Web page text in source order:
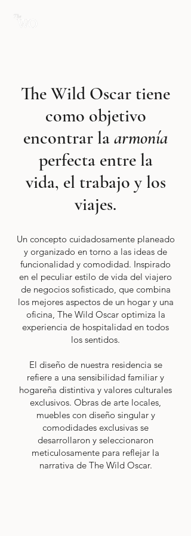
STYLE
WILD
The Wild Oscar tiene
como objetivo
encontrar laarmonía
perfecta entre la
vida, el trabajo y los
viajes.
Un concepto cuidadosamente planeado
y organizado en torno a las ideas de
funcionalidad y comodidad. Inspirado
en el peculiar estilo de vida del viajero
de negocios sofisticado, que combina
los mejores aspectos de un hogar y una
oficina, The Wild Oscar optimiza la
experiencia de hospitalidad en todos
los sentidos.
El diseño de nuestra residencia se
refiere a una sensibilidad familiar y
hogareña distintiva y valores culturales
exclusivos. Obras de arte locales,
muebles con diseño singular y
comodidades exclusivas se
desarrollaron y seleccionaron
meticulosamente para reflejar la
narrativa de The Wild Oscar.